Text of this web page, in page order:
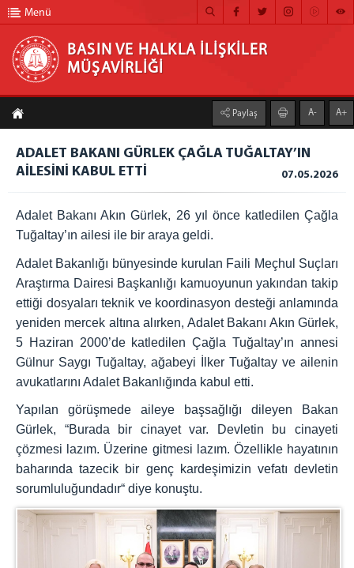
BASIN VE HALKLA İLİŞKİLER MÜŞAVİRLİĞİ
ANA SAYFA
MÜŞAVİRLİĞİMİZ
HABER ARŞİVİ
FOTOĞRAF ARŞİVİ
BÜLTEN
İLETİŞİM
Menü
BASIN VE HALKLA İLİŞKİLER
MÜŞAVİRLİĞİ
Paylaş A- A+
ADALET BAKANI GÜRLEK ÇAĞLA TUĞALTAY’IN
AİLESİNİ KABUL ETTİ
07.05.2026
Adalet Bakanı Akın Gürlek, 26 yıl önce katledilen Çağla
Tuğaltay’ın ailesi ile bir araya geldi.
Adalet Bakanlığı bünyesinde kurulan Faili Meçhul Suçları
Araştırma Dairesi Başkanlığı kamuoyunun yakından takip
ettiği dosyaları teknik ve koordinasyon desteği anlamında
yeniden mercek altına alırken, Adalet Bakanı Akın Gürlek,
5 Haziran 2000’de katledilen Çağla Tuğaltay’ın annesi
Gülnur Saygı Tuğaltay, ağabeyi İlker Tuğaltay ve ailenin
avukatlarını Adalet Bakanlığında kabul etti.
Yapılan görüşmede aileye başsağlığı dileyen Bakan
Gürlek, “Burada bir cinayet var. Devletin bu cinayeti
çözmesi lazım. Üzerine gitmesi lazım. Özellikle hayatının
baharında tazecik bir genç kardeşimizin vefatı devletin
sorumluluğundadır“ diye konuştu.